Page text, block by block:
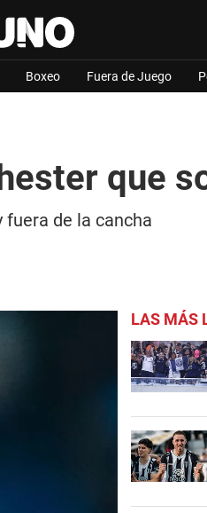
Boxeo Fuera de Juego
que
fuera de la cancha
LAS MÁS